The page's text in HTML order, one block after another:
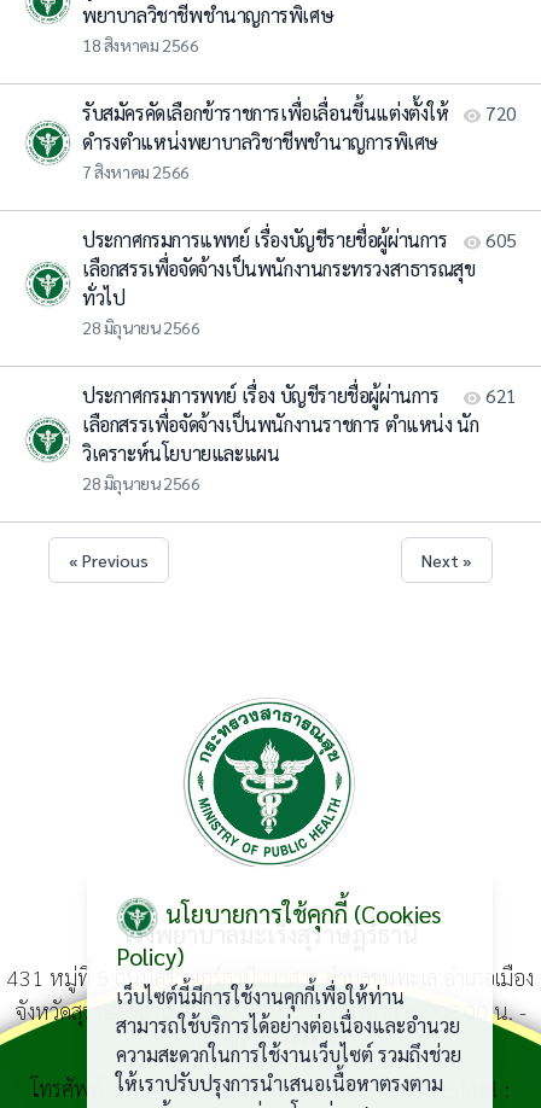
พยาบาลวิชาชีพชำนาญการพิเศษ
18 สิงหาคม 2566
720
รับสมัครคัดเลือกข้าราชการเพื่อเลื่อนขึ้นแต่งตั้งให้
ดำรงตำแหน่งพยาบาลวิชาชีพชำนาญการพิเศษ
7 สิงหาคม 2566
605
ประกาศกรมการแพทย์ เรื่องบัญชีรายชื่อผู้ผ่านการ
เลือกสรรเพื่อจัดจ้างเป็นพนักงานกระทรวงสาธารณสุข
ทั่วไป
28 มิถุนายน 2566
621
ประกาศกรมการพทย์ เรื่อง บัญชีรายชื่อผู้ผ่านการ
เลือกสรรเพื่อจัดจ้างเป็นพนักงานราชการ ตำแหน่ง นัก
วิเคราะห์นโยบายและแผน
28 มิถุนายน 2566
« Previous Next »
นโยบายการใช้คุกกี้ (Cookies
Policy)
เว็บไซต์นี้มีการใช้งานคุกกี้เพื่อให้ท่าน
สามารถใช้บริการได้อย่างต่อเนื่องและอำนวย
ความสะดวกในการใช้งานเว็บไซต์ รวมถึงช่วย
ให้เราปรับปรุงการนำเสนอเนื้อหาตรงตาม
โรงพยาบาลมะเร็งสุราษฎร์ธานี
431 หมู่ที่ 5 ถนนสุราษฎร์ธานี-นาสาร ตำบลขุนทะเล อำเภอเมือง
จังหวัดสุราษฎร์ธานี 84100 ******** เวลาทำการ : 08.00 น. -
16.00 น.********
โทรศัพท์ :077-277555โทรสาร : 077-277556 E-Mail :